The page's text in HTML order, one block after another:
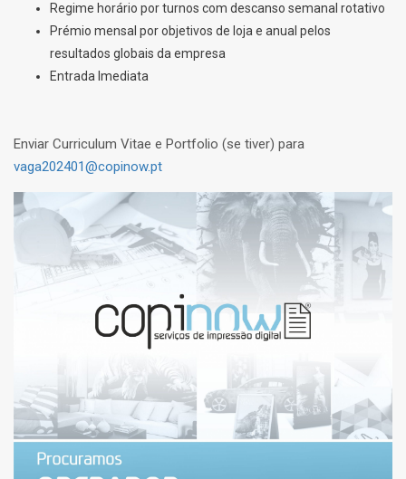
Regime horário por turnos com descanso semanal rotativo
Prémio mensal por objetivos de loja e anual pelos
resultados globais da empresa
Entrada Imediata
Enviar Curriculum Vitae e Portfolio (se tiver) para
vaga202401@copinow.pt